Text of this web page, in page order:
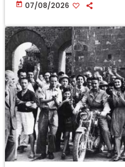
today 07/08/2026